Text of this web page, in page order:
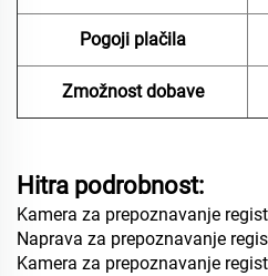
Pogoji plačila
Zmožnost dobave
Hitra podrobnost:
Kamera za prepoznavanje
Naprava za prepoznavanje
Kamera za prepoznavanje